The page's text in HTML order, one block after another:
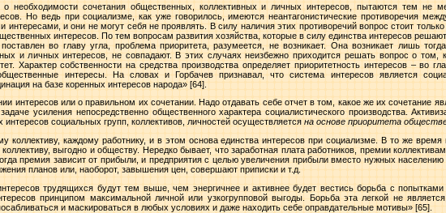
о необходимости сочетания общественных, коллективных и личных интересов, пытаются тем не
Но ведь при социализме, как уже говорилось, имеются неантагонистические противоречия
и они не могут себя не проявлять. В силу наличия этих противоречий вопрос стоит только
интересов. По тем вопросам развития хозяйства, которые в силу единства интересов
во главу угла, проблема приоритета, разумеется, не возникает. Она возникает лишь
и личных интересов, не совпадают. В этих случаях неизбежно приходится решать вопрос о том,
Характер собственности на средства производства определяет приоритетность интересов – во
интересы. На словах и Горбачев признавал, что система интересов является
на базе коренных интересов народа» [64].
интересов или о правильном их сочетании. Надо отдавать себе отчет в том, какое же их сочетание
усиления непосредственно общественного характера социалистического производства.
социальных групп, коллективов, личностей осуществляется на основе приоритета
коллективу, каждому работнику, и в этом основа единства интересов при социализме. В то же время
выгодно и обществу. Нередко бывает, что заработная плата работников, премии
премия зависит от прибыли, и предприятия с целью увеличения прибыли вместо нужных
планов или, наоборот, завышения цен, совершают приписки и т.д.
трудящихся будут тем выше, чем энергичнее и активнее будет вестись борьба с
принципом максимальной личной или узкогрупповой выгоды. Борьба эта легкой не
и маскироваться в любых условиях и даже находить себе оправдательные мотивы» [65].